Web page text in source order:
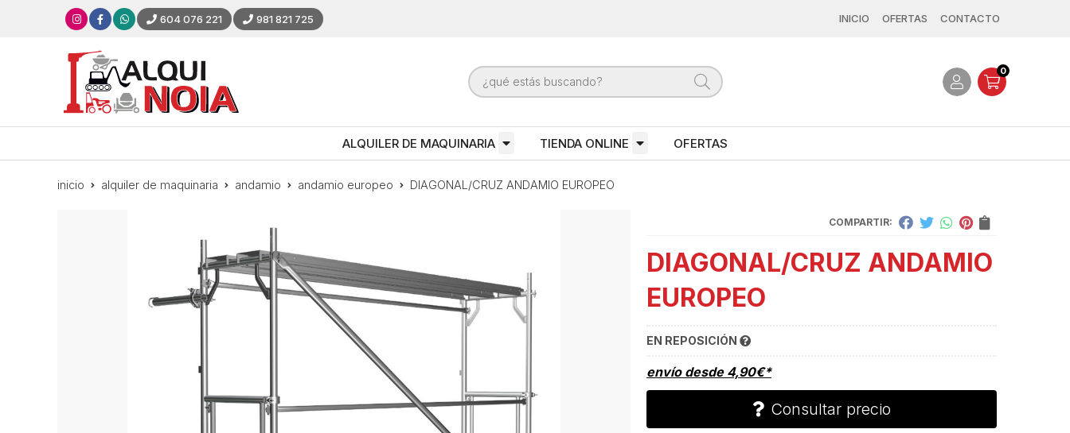
604 076 221 981 821 725 INICIO OFERTAS CONTACTO
0
ALQUILER DE MAQUINARIA TIENDA ONLINE OFERTAS
inicio alquiler de maquinaria andamio andamio europeo DIAGONAL/CRUZ ANDAMIO EUROPEO
COMPARTIR:
DIAGONAL/CRUZ ANDAMIO
EUROPEO
EN REPOSICIÓN
envío desde 4,90€*
Consultar precio